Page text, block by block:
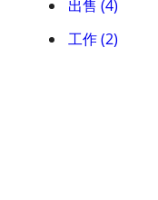
出售 (4)
工作 (2)